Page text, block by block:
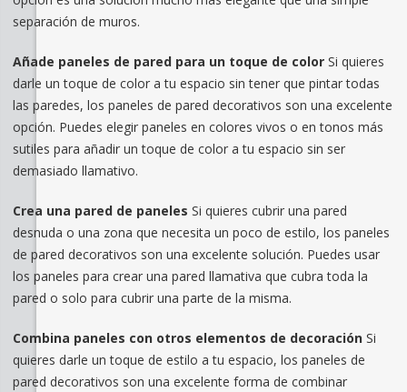
separación de muros.
Añade paneles de pared para un toque de colorSi quieres
darle un toque de color a tu espacio sin tener que pintar todas
las paredes, los paneles de pared decorativos son una excelente
opción. Puedes elegir paneles en colores vivos o en tonos más
sutiles para añadir un toque de color a tu espacio sin ser
demasiado llamativo.
Crea una pared de paneles Si quieres cubrir una pared
desnuda o una zona que necesita un poco de estilo, los paneles
de pared decorativos son una excelente solución. Puedes usar
los paneles para crear una pared llamativa que cubra toda la
pared o solo para cubrir una parte de la misma.
Combina paneles con otros elementos de decoraciónSi
quieres darle un toque de estilo a tu espacio, los paneles de
pared decorativos son una excelente forma de combinar